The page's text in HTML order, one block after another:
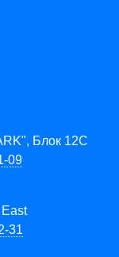
Блок 12C
09
31